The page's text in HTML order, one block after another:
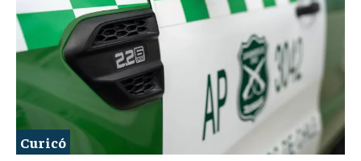
Curicó